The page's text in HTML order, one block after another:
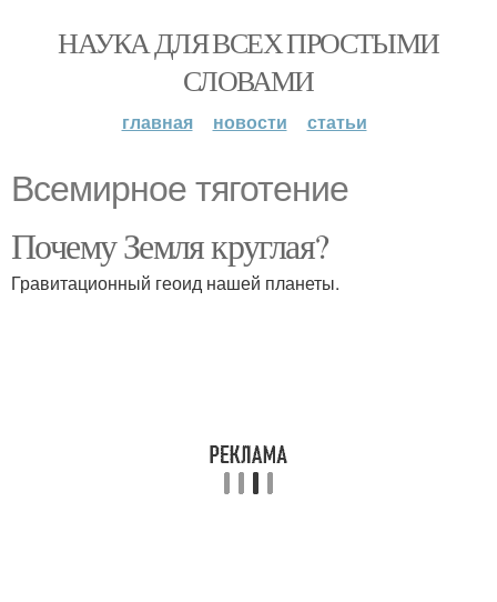
НАУКА ДЛЯ ВСЕХ ПРОСТЫМИ
СЛОВАМИ
главная новости статьи
Всемирное тяготение
Почему Земля круглая?
Гравитационный геоид нашей планеты.